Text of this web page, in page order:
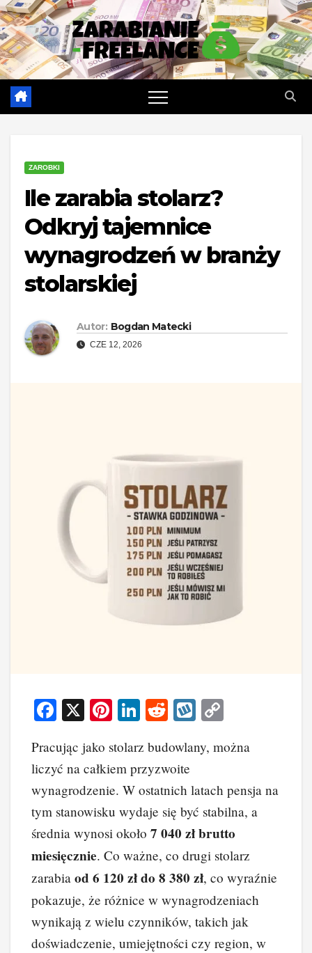
Skip
to
content
ZAROBKI
Ile zarabia stolarz?
Odkryj tajemnice
wynagrodzeń w branży
stolarskiej
Autor: Bogdan Matecki
CZE 12, 2026
F
c
e
b
o
o
k
X
Pi
er
e
st
Li
k
e
dI
n
R
d
di
t
W
o
p
Li
n
k
Pracując jako stolarz budowlany, można
liczyć na całkiem przyzwoite
wynagrodzenie. W ostatnich latach pensja na
tym stanowisku wydaje się być stabilna, a
średnia wynosi około 7 040 zł brutto
miesięcznie. Co ważne, co drugi stolarz
zarabia od 6 120 zł do 8 380 zł, co wyraźnie
pokazuje, że różnice w wynagrodzeniach
wynikają z wielu czynników, takich jak
doświadczenie, umiejętności czy region, w